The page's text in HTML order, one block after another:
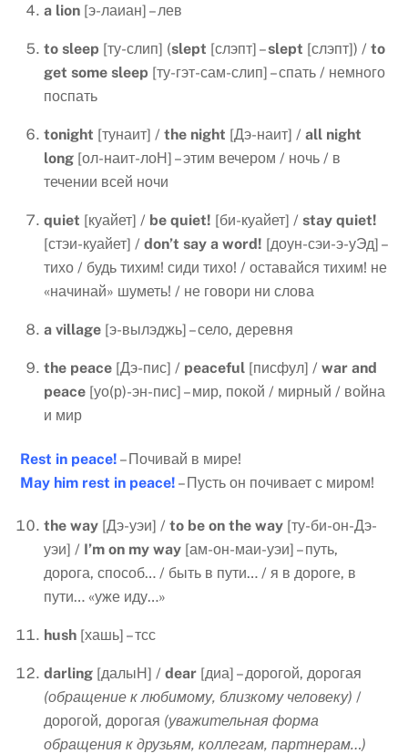
a lion [э-лаиан] – лев
to sleep [ту-слип] (slept [слэпт] –slept [слэпт]) / to
get some sleep [ту-гэт-сам-слип] – спать / немного
поспать
tonight [тунаит] / the night [Дэ-наит] / all night
long [ол-наит-лоН] – этим вечером / ночь / в
течении всей ночи
quiet [куайет] / be quiet! [би-куайет] / stay quiet!
[стэи-куайет] / don’t say a word! [доун-сэи-э-уЭд] –
тихо / будь тихим! сиди тихо! / оставайся тихим! не
«начинай» шуметь! / не говори ни слова
a village [э-вылэджь] – село, деревня
the peace [Дэ-пис] / peaceful [писфул] / war and
peace [уо(р)-эн-пис] – мир, покой / мирный / война
и мир
Rest in peace! – Почивай в мире!
May him rest in peace! – Пусть он почивает с миром!
the way [Дэ-уэи] / to be on the way [ту-би-он-Дэ-
уэи] / I’m on my way [ам-он-маи-уэи] – путь,
дорога, способ… / быть в пути… / я в дороге, в
пути… «уже иду…»
hush [хашь] – тсс
darling [далыН] / dear [диа] – дорогой, дорогая
(обращение к любимому, близкому человеку) /
дорогой, дорогая (уважительная форма
обращения к друзьям, коллегам, партнерам…)